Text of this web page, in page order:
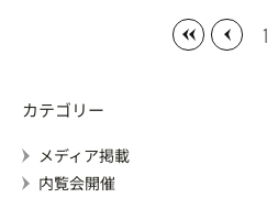
1
カテゴリー
メディア掲載
内覧会開催